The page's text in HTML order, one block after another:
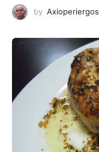
by Axioperiergos